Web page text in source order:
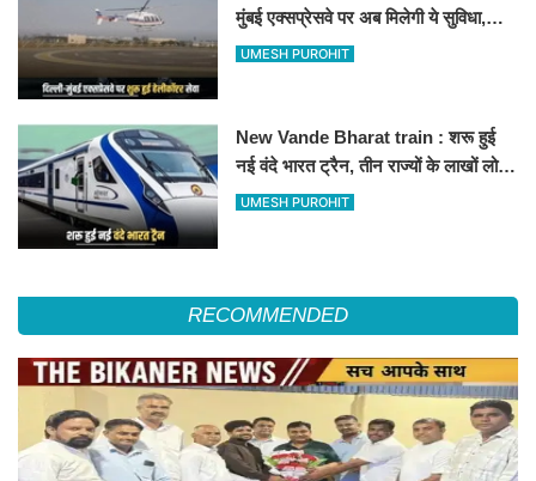
मुंबई एक्सप्रेसवे पर अब मिलेगी ये सुविधा,
हेलीकॉप्टर सर्विस से तुरंत घायल पहुंचेगा
UMESH PUROHIT
New Vande Bharat train : शरू हुई
नई वंदे भारत ट्रैन, तीन राज्यों के लाखों लोगों
का सफर होगा आसान, देखें पूरा रूटमैप
UMESH PUROHIT
RECOMMENDED